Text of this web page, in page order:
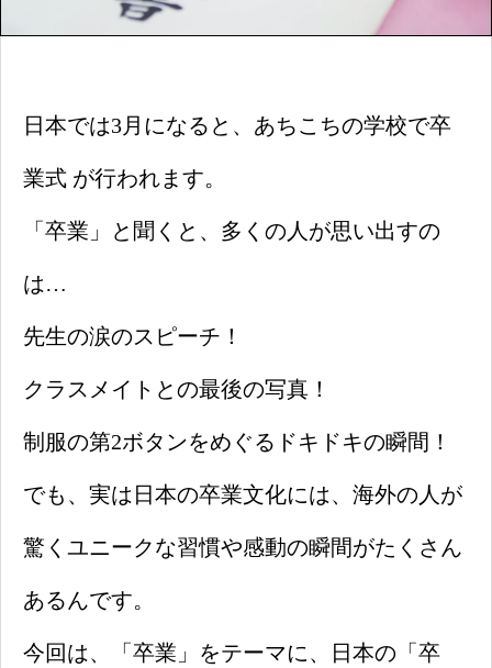
日本では3月になると、あちこちの学校で卒
業式 が行われます。
「卒業」と聞くと、多くの人が思い出すの
は…
先生の涙のスピーチ！
クラスメイトとの最後の写真！
制服の第2ボタンをめぐるドキドキの瞬間！
でも、実は日本の卒業文化には、海外の人が
驚くユニークな習慣や感動の瞬間がたくさん
あるんです。
今回は、「卒業」をテーマに、日本の「卒